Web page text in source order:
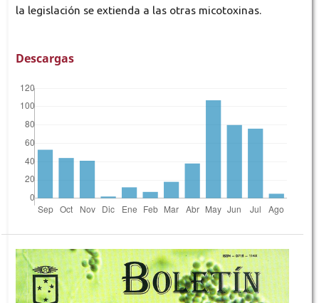
la legislación se extienda a las otras micotoxinas.
Descargas